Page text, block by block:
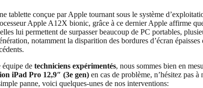
tablette conçue par Apple tournant sous le système
Apple A12X bionic, grâce à ce dernier Apple affirme
lui permettent de surpasser beaucoup de PC portables,
notamment la disparition des bordures d’écran
équipe detechniciens expérimentés, nous sommes bien en
iPad Pro 12,9″ (3e gen) en cas de problème, n’hésitez pas
panne, voici quelques-unes de nos interventions: